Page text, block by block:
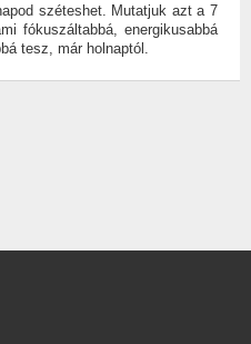
széteshet. Mutatjuk azt a 7
fókuszáltabbá, energikusabbá
tesz, már holnaptól.